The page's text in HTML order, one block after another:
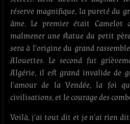
réserve magnifique, la pureté du
âme. Le premier était
malmener une statue du petit
sera à l’origine du grand
Alouettes. Le second fut
Algérie, il est grand invalide de
l’amour de la Vendée, la foi
civilisations, et le courage des
Voilà, j’ai tout dit et je n’ai rien